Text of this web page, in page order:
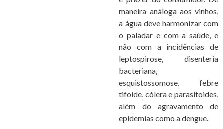
maneira análoga aos vinhos,
a água deve harmonizar com
o paladar e com a saúde, e
não com a incidências de
leptospirose, disenteria
bacteriana,
esquistossomose, febre
tifoide, cólera e parasitoides,
além do agravamento de
epidemias como a dengue.